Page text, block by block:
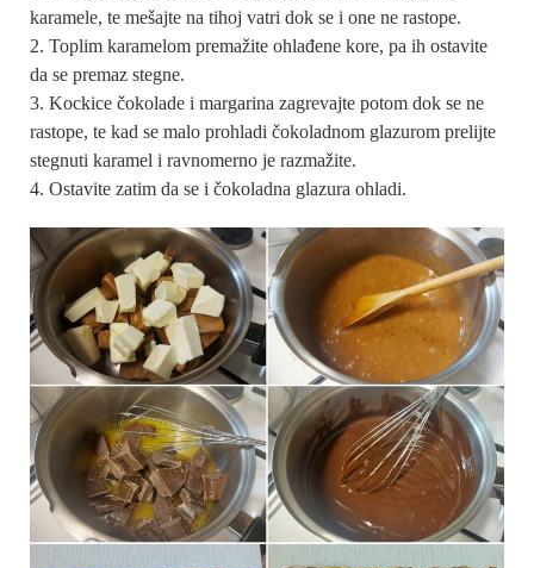
karamele, te mešajte na tihoj vatri dok se i one ne rastope.
Toplim karamelom premažite ohlađene kore, pa ih ostavite
da se premaz stegne.
Kockice čokolade i margarina zagrevajte potom dok se ne
rastope, te kad se malo prohladi čokoladnom glazurom prelijte
stegnuti karamel i ravnomerno je razmažite.
Ostavite zatim da se i čokoladna glazura ohladi.